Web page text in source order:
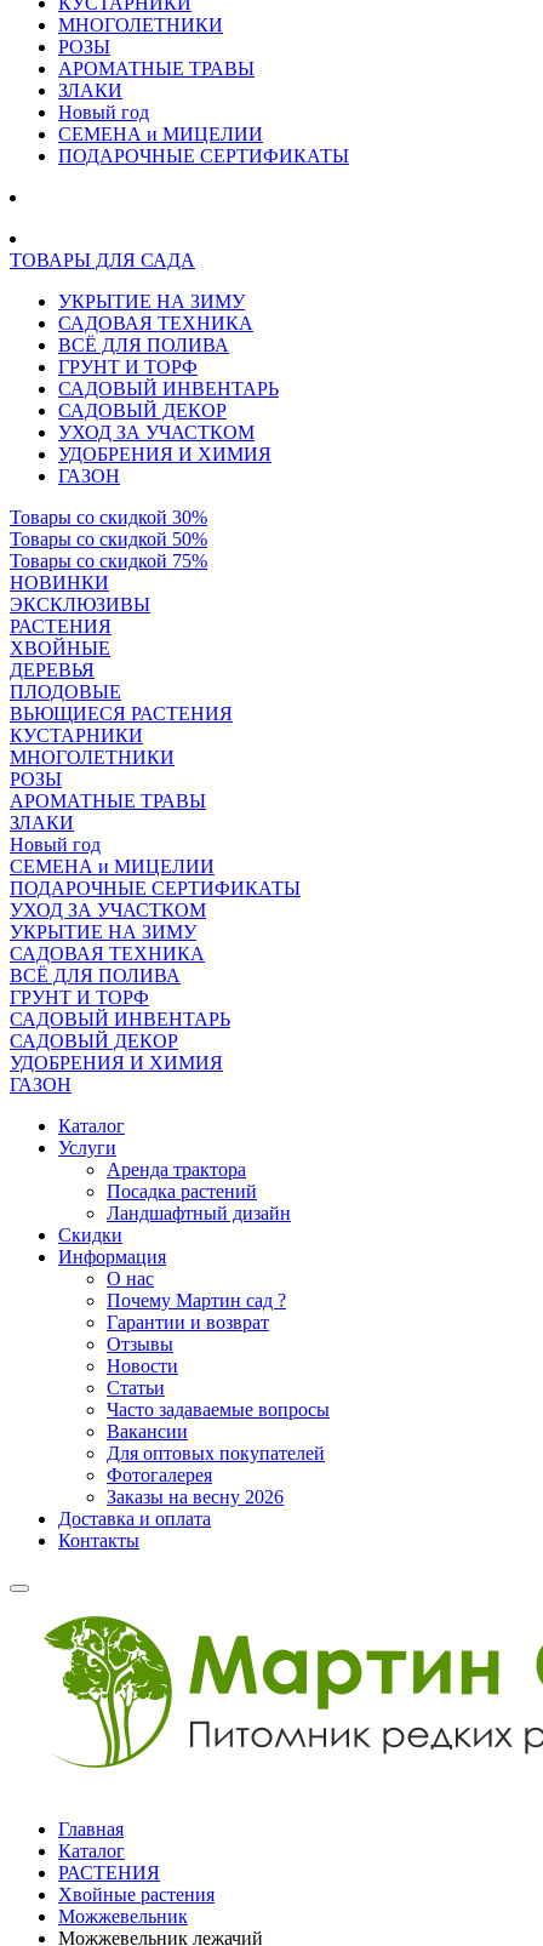
МНОГОЛЕТНИКИ
РОЗЫ
АРОМАТНЫЕ ТРАВЫ
ЗЛАКИ
Новый год
СЕМЕНА и МИЦЕЛИИ
ПОДАРОЧНЫЕ СЕРТИФИКАТЫ
ТОВАРЫ ДЛЯ САДА
УКРЫТИЕ НА ЗИМУ
САДОВАЯ ТЕХНИКА
ВСЁ ДЛЯ ПОЛИВА
ГРУНТ И ТОРФ
САДОВЫЙ ИНВЕНТАРЬ
САДОВЫЙ ДЕКОР
УХОД ЗА УЧАСТКОМ
УДОБРЕНИЯ И ХИМИЯ
ГАЗОН
Товары со скидкой 30%
Товары со скидкой 50%
Товары со скидкой 75%
НОВИНКИ
ЭКСКЛЮЗИВЫ
РАСТЕНИЯ
ХВОЙНЫЕ
ДЕРЕВЬЯ
ПЛОДОВЫЕ
ВЬЮЩИЕСЯ РАСТЕНИЯ
КУСТАРНИКИ
МНОГОЛЕТНИКИ
РОЗЫ
АРОМАТНЫЕ ТРАВЫ
ЗЛАКИ
Новый год
СЕМЕНА и МИЦЕЛИИ
ПОДАРОЧНЫЕ СЕРТИФИКАТЫ
УХОД ЗА УЧАСТКОМ
УКРЫТИЕ НА ЗИМУ
САДОВАЯ ТЕХНИКА
ВСЁ ДЛЯ ПОЛИВА
ГРУНТ И ТОРФ
САДОВЫЙ ИНВЕНТАРЬ
САДОВЫЙ ДЕКОР
УДОБРЕНИЯ И ХИМИЯ
ГАЗОН
Каталог
Услуги
Аренда трактора
Посадка растений
Ландшафтный дизайн
Скидки
Информация
О нас
Почему Мартин сад ?
Гарантии и возврат
Отзывы
Новости
Статьи
Часто задаваемые вопросы
Вакансии
Для оптовых покупателей
Фотогалерея
Заказы на весну 2026
Доставка и оплата
Контакты
Главная
Каталог
РАСТЕНИЯ
Хвойные растения
Можжевельник
Можжевельник лежачий